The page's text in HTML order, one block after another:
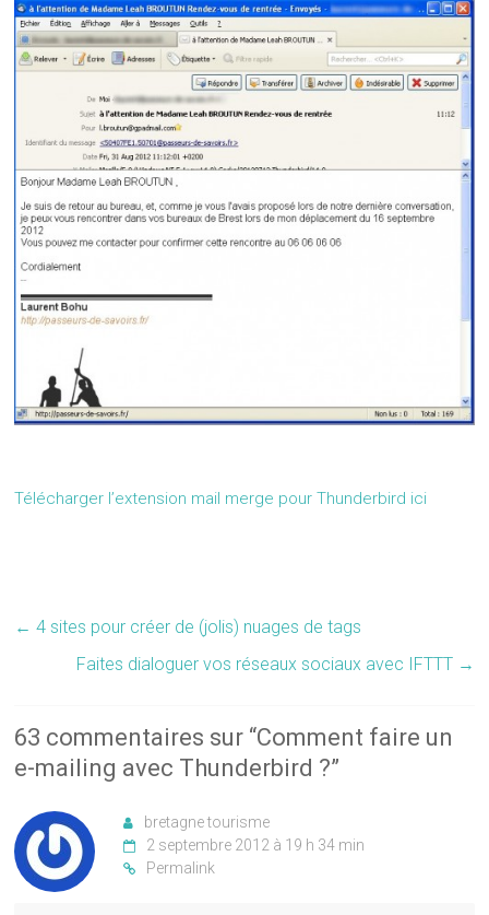
Télécharger l’extension mail merge pour Thunderbird ici
← 4 sites pour créer de (jolis) nuages de tags
Faites dialoguer vos réseaux sociaux avec IFTTT →
63 commentaires sur “Comment faire un
e-mailing avec Thunderbird ?”
bretagne tourisme
2 septembre 2012 à 19 h 34 min
Permalink